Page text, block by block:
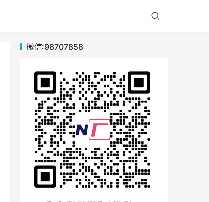
微信:98707858